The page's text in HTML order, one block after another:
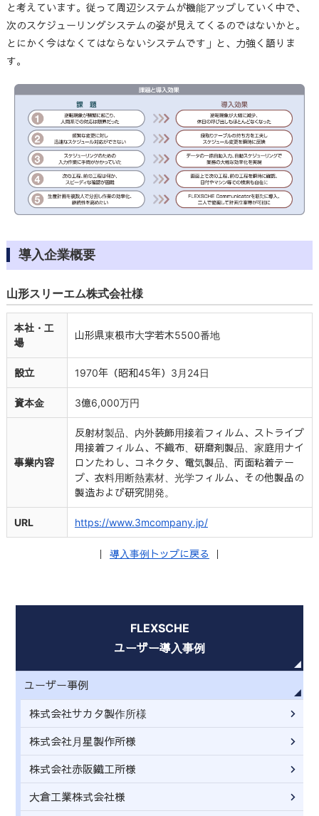
と考えています。従って周辺システムが機能アップしていく中で、
次のスケジューリングシステムの姿が見えてくるのではないかと。
とにかく今はなくてはならないシステムです」と、力強く語りま
す。
導入企業概要
山形スリーエム株式会社様
本社・工
場
山形県東根市大字若木5500番地
設立 1970年（昭和45年）3月24日
資本金 3億6,000万円
事業内容
反射材製品、内外装飾用接着フィルム、ストライプ
用接着フィルム、不織布、研磨剤製品、家庭用ナイ
ロンたわし、コネクタ、電気製品、両面粘着テー
プ、衣料用断熱素材、光学フィルム、その他製品の
製造および研究開発。
URL https://www.3mcompany.jp/
｜ 導入事例トップに戻る ｜
FLEXSCHE
ユーザー導入事例
ユーザー事例
株式会社サカタ製作所様
株式会社月星製作所様
株式会社赤阪鐵工所様
大倉工業株式会社様